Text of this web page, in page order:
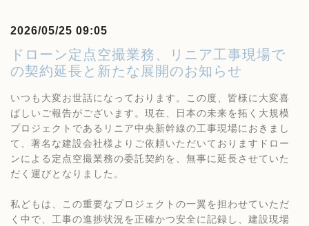
2026/05/25 09:05
ドローン定点空撮業務、リニア工事現場で
の契約延長と新たな展開のお知らせ
いつも大変お世話になっております。この度、皆様に大変喜
ばしいご報告がございます。現在、日本の未来を拓く大規模
プロジェクトであるリニア中央新幹線の工事現場におきまし
て、著名な建設会社様よりご依頼いただいておりますドロー
ンによる定点空撮業務の委託契約を、無事に延長させていた
だく運びとなりました。
私どもは、この重要なプロジェクトの一翼を担わせていただ
く中で、工事の進捗状況を正確かつ安全に記録し、建設現場